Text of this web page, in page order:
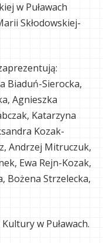
w Puławach
Skłodowskiej-
Biaduń-Sierocka,
Agnieszka
Katarzyna
Kozak-
Andrzej Mitruczuk,
Ewa Rejn-Kozak,
Bożena Strzelecka,
w Puławach.